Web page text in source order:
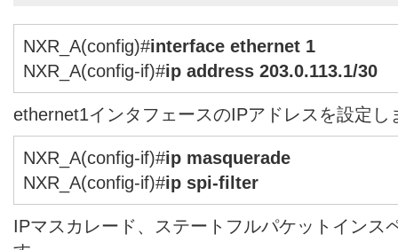
NXR_A(config)#interface ethernet 1
NXR_A(config-if)#ip address 203.0.113.1/30
ethernet1インタフェースのIPアドレスを設定し
NXR_A(config-if)#ip masquerade
NXR_A(config-if)#ip spi-filter
IPマスカレード、ステートフルパケットインス